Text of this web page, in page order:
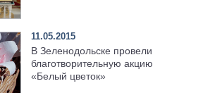
11.05.2015
В Зеленодольске провели
благотворительную акцию
«Белый цветок»